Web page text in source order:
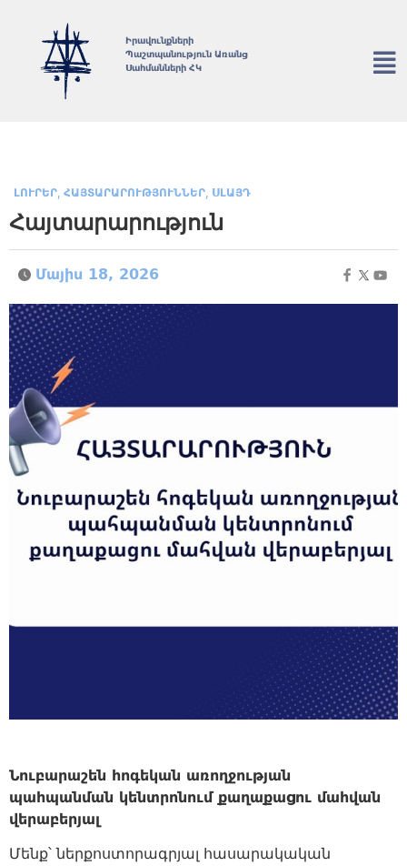
Իրավունքների
Պաշտպանություն Առանց
Սահմանների ՀԿ
ԼՈՒՐԵՐ, ՀԱՅՏԱՐԱՐՈՒԹՅՈՒՆՆԵՐ, ՍԼԱՅԴ
Հայտարարություն
Մայիս 18, 2026
Նուբարաշեն հոգեկան առողջության
պահպանման կենտրոնում քաղաքացու մահվան
վերաբերյալ
Մենք՝ ներքոստորագրյալ հասարակական